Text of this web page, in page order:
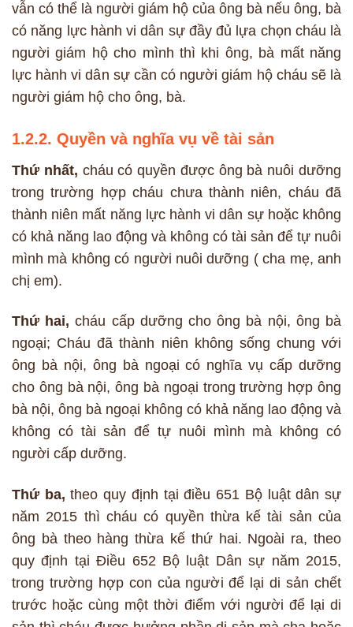
vẫn có thể là người giám hộ của ông bà nếu ông, bà
có năng lực hành vi dân sự đầy đủ lựa chọn cháu là
người giám hộ cho mình thì khi ông, bà mất năng
lực hành vi dân sự cần có người giám hộ cháu sẽ là
người giám hộ cho ông, bà.
1.2.2. Quyền và nghĩa vụ về tài sản
Thứ nhất, cháu có quyền được ông bà nuôi dưỡng
trong trường hợp cháu chưa thành niên, cháu đã
thành niên mất năng lực hành vi dân sự hoặc không
có khả năng lao động và không có tài sản để tự nuôi
mình mà không có người nuôi dưỡng ( cha mẹ, anh
chị em).
Thứ hai,cháu cấp dưỡng cho ông bà nội, ông bà
ngoại; Cháu đã thành niên không sống chung với
ông bà nội, ông bà ngoại có nghĩa vụ cấp dưỡng
cho ông bà nội, ông bà ngoại trong trường hợp ông
bà nội, ông bà ngoại không có khả năng lao động và
không có tài sản để tự nuôi mình mà không có
người cấp dưỡng.
Thứ ba, theo quy định tại điều 651 Bộ luật dân sự
năm 2015 thì cháu có quyền thừa kế tài sản của
ông bà theo hàng thừa kế thứ hai. Ngoài ra, theo
quy định tại Điều 652 Bộ luật Dân sự năm 2015,
trong trường hợp con của người để lại di sản chết
trước hoặc cùng một thời điểm với người để lại di